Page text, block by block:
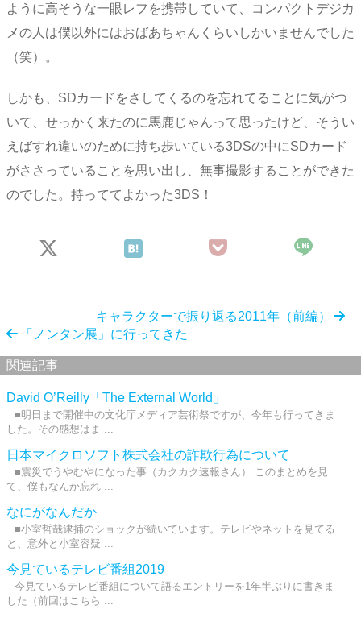
ように高そうな一眼レフを携帯していて、コンパクトデジカ
メの人は僕以外にはおばあちゃんくらいしかいませんでした
（笑）。
しかも、SDカードをさしてくるのを忘れてることに気がつ
いて、せっかく来たのに馬鹿じゃんって思ったけど、そうい
えばすれ違いのために持ち歩いている3DSの中にSDカード
がささっていることを思い出し、無事撮影することができた
のでした。持っててよかった3DS！
キャラクターで振り返る2011年（前編）
「ノンタン展」に行ってきた
関連記事
David O’Reilly「The External World」
■明日まで開催中の文化庁メディア芸術祭ですが、今年も行ってきま
した。その感想はま ...
日本マイクロソフト株式会社の詐欺行為について
■震災でうやむやになった事（カクカク速報さん） このまとめを見
て、僕もなんか忘れ ...
なにがなんだか
■小室哲哉逮捕のショックが続いています。テレビやネットを見てる
と、意外と小室容疑 ...
今見ているテレビ番組2019
今見ているテレビ番組について語るエントリーを1年半ぶりに書きま
した（前回はこちら ...